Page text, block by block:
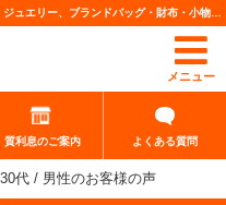
メニュー
質利息のご案内 よくある質問
代 / 男性のお客様の声